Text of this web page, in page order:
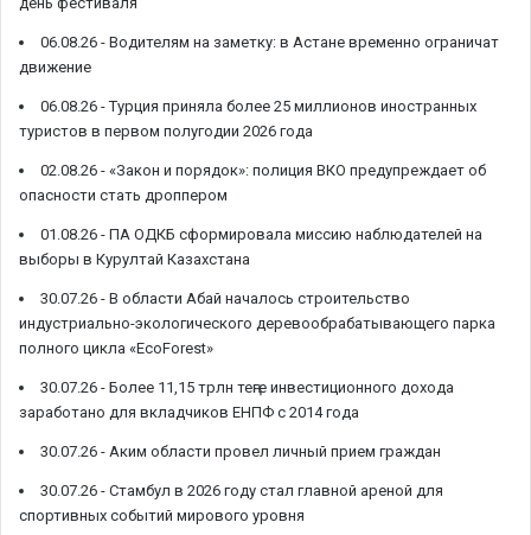
06.08.26 - Водителям на заметку: в Астане временно ограничат
движение
06.08.26 -Турция приняла более 25 миллионов иностранных
туристов в первом полугодии 2026 года
02.08.26 - «Закон и порядок»: полиция ВКО предупреждает об
опасности стать дроппером
01.08.26 - ПА ОДКБ сформировала миссию наблюдателей на
выборы в Курултай Казахстана
30.07.26 - В области Абай началось строительство
индустриально-экологического деревообрабатывающего парка
полного цикла «EcoForest»
30.07.26 - Более 11,15 трлн теңге инвестиционного дохода
заработано для вкладчиков ЕНПФ с 2014 года
30.07.26 - Аким области провел личный прием граждан
30.07.26 - Стамбул в 2026 году стал главной ареной для
спортивных событий мирового уровня